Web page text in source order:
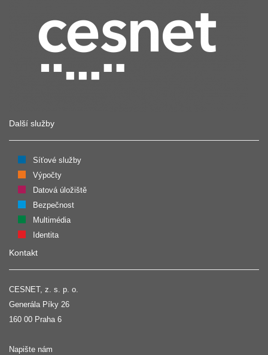
Další služby
Síťové služby
Výpočty
Datová úložiště
Bezpečnost
Multimédia
Identita
Kontakt
CESNET, z. s. p. o.
Generála Píky 26
160 00 Praha 6
Napište nám